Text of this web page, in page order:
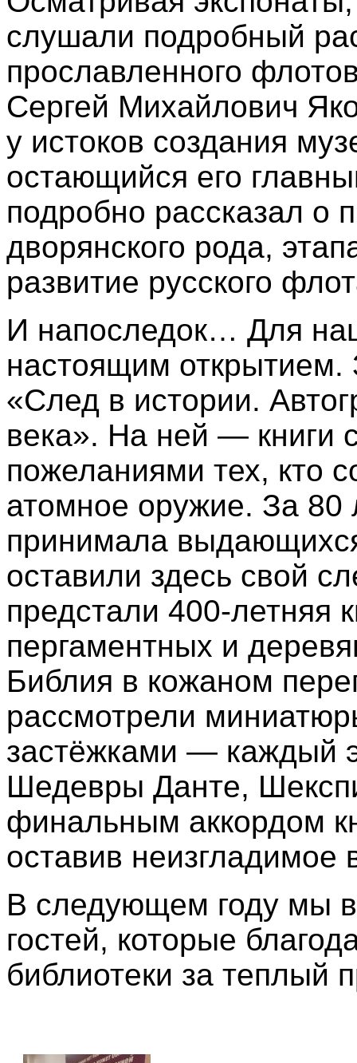
слушали подробный
прославленного
Сергей Михайлович
у истоков создания
остающийся его
подробно рассказал о
дворянского рода,
развитие русского
И напоследок… Для
настоящим открытием.
«След в истории.
века». На ней — книги
пожеланиями тех, кто
атомное оружие. За 80
принимала
оставили здесь свой
предстали 400‑летняя
пергаментных и
Библия в кожаном
рассмотрели
застёжками — каждый
Шедевры Данте,
финальным аккордом
оставив неизгладимое
В следующем году мы
гостей, которые
библиотеки за теплый